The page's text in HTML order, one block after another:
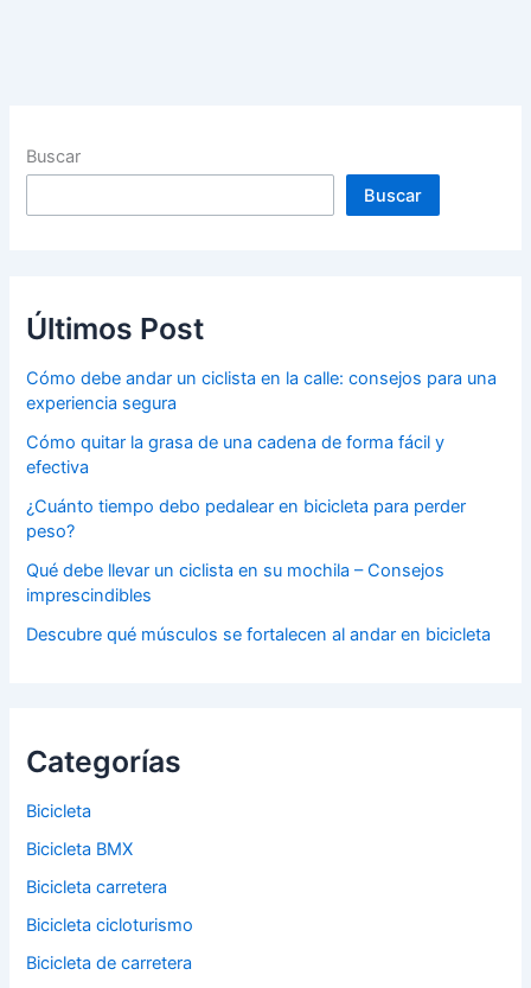
Buscar
Buscar
Últimos Post
Cómo debe andar un ciclista en la calle: consejos para una
experiencia segura
Cómo quitar la grasa de una cadena de forma fácil y
efectiva
¿Cuánto tiempo debo pedalear en bicicleta para perder
peso?
Qué debe llevar un ciclista en su mochila – Consejos
imprescindibles
Descubre qué músculos se fortalecen al andar en bicicleta
Categorías
Bicicleta
Bicicleta BMX
Bicicleta carretera
Bicicleta cicloturismo
Bicicleta de carretera